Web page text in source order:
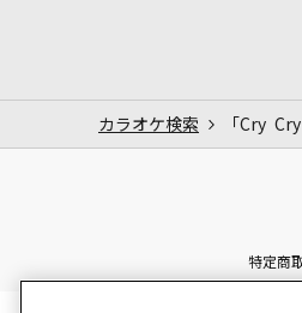
カラオケ検索 「Cry
特定商